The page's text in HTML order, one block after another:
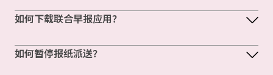
如何下载联合早报应用？
如何暂停报纸派送？